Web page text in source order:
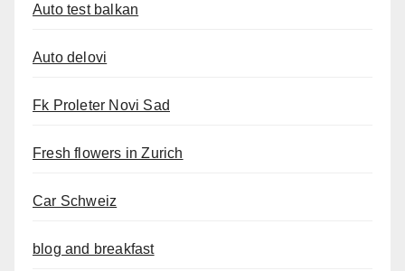
Auto test balkan
Auto delovi
Fk Proleter Novi Sad
Fresh flowers in Zurich
Car Schweiz
blog and breakfast